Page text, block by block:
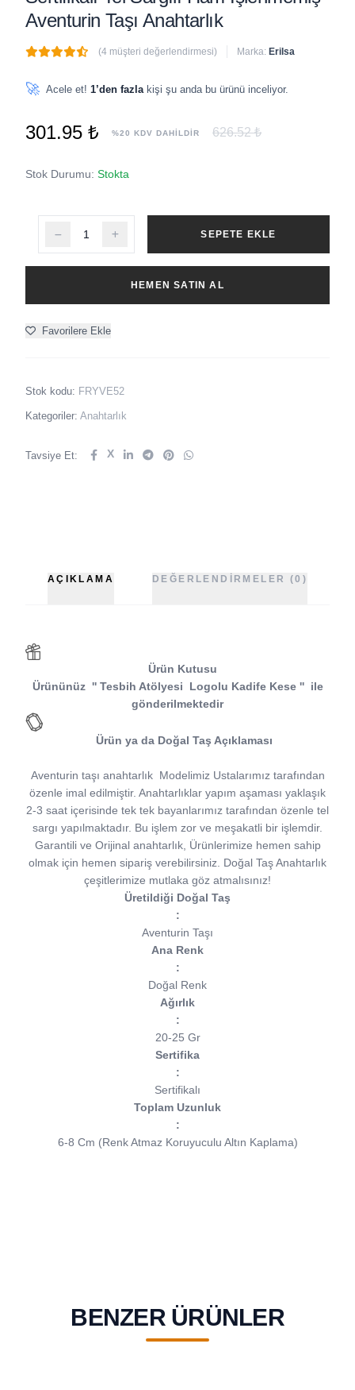
Aventurin Taşı Anahtarlık
(4 müşteri değerlendirmesi) Marka: Erilsa
🚀 Acele et! 1’den fazla kişi şu anda bu ürünü inceliyor.
301.95 ₺ %20 KDV DAHİLDİR 626.52 ₺
Stok Durumu: Stokta
SEPETE EKLE
HEMEN SATIN AL
Favorilere Ekle
Stok kodu: FRYVE52
Kategoriler: Anahtarlık
Tavsiye Et: X
AÇIKLAMA DEĞERLENDIRMELER (0)
Ürün Kutusu
Ürününüz '' Tesbih Atölyesi Logolu Kadife Kese '' ile
gönderilmektedir
Ürün ya da Doğal Taş Açıklaması
Aventurin taşı anahtarlık Modelimiz Ustalarımız tarafından
özenle imal edilmiştir. Anahtarlıklar yapım aşaması yaklaşık
2-3 saat içerisinde tek tek bayanlarımız tarafından özenle tel
sargı yapılmaktadır. Bu işlem zor ve meşakatli bir işlemdir.
Garantili ve Orijinal anahtarlık, Ürünlerimize hemen sahip
olmak için hemen sipariş verebilirsiniz. Doğal Taş Anahtarlık
çeşitlerimize mutlaka göz atmalısınız!
Üretildiği Doğal Taş
:
Aventurin Taşı
Ana Renk
:
Doğal Renk
Ağırlık
:
20-25 Gr
Sertifika
:
Sertifikalı
Toplam Uzunluk
:
6-8 Cm (Renk Atmaz Koruyuculu Altın Kaplama)
BENZER ÜRÜNLER